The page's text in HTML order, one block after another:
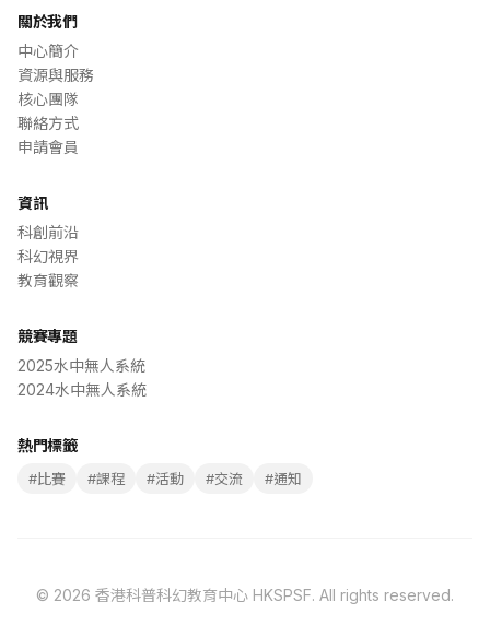
關於我們
中心簡介
資源與服務
核心團隊
聯絡方式
申請會員
資訊
科創前沿
科幻視界
教育觀察
競賽專題
2025水中無人系統
2024水中無人系統
熱門標籤
#比賽 #課程 #活動 #交流 #通知
© 2026 香港科普科幻教育中心 HKSPSF. All rights reserved.